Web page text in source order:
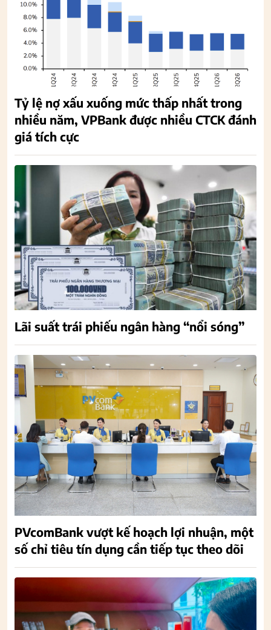
Tỷ lệ nợ xấu xuống mức thấp nhất trong
nhiều năm, VPBank được nhiều CTCK đánh
giá tích cực
Lãi suất trái phiếu ngân hàng “nổi sóng”
PVcomBank vượt kế hoạch lợi nhuận, một
số chỉ tiêu tín dụng cần tiếp tục theo dõi